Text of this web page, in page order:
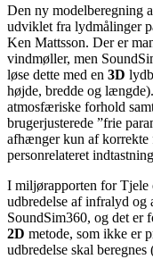
Den ny modelberegning
udviklet fra lydmålinger
Ken Mattsson. Der er
vindmøller, men
løse dette med en 3D
højde, bredde og
atmosfæriske forhold
brugerjusterede ”frie
afhænger kun af korrekte
personrelateret
I miljørapporten for Tjele
udbredelse af infralyd og
SoundSim360, og det er
2D metode, som ikke er
udbredelse skal